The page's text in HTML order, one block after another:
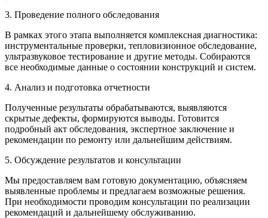
3. Проведение полного обследования
В рамках этого этапа выполняется комплексная диагностика:
инструментальные проверки, тепловизионное обследование,
ультразвуковое тестирование и другие методы. Собираются
все необходимые данные о состоянии конструкций и систем.
4. Анализ и подготовка отчетности
Полученные результаты обрабатываются, выявляются
скрытые дефекты, формируются выводы. Готовится
подробный акт обследования, экспертное заключение и
рекомендации по ремонту или дальнейшим действиям.
5. Обсуждение результатов и консультации
Мы предоставляем вам готовую документацию, объясняем
выявленные проблемы и предлагаем возможные решения.
При необходимости проводим консультации по реализации
рекомендаций и дальнейшему обслуживанию.